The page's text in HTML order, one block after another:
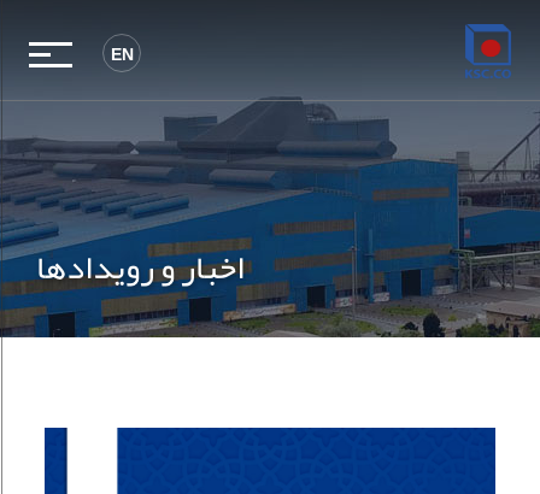
EN
اخبار و رویدادها